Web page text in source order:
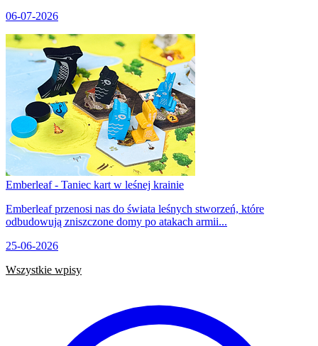
06-07-2026
Emberleaf - Taniec kart w leśnej krainie
Emberleaf przenosi nas do świata leśnych stworzeń, które
odbudowują zniszczone domy po atakach armii...
25-06-2026
Wszystkie wpisy